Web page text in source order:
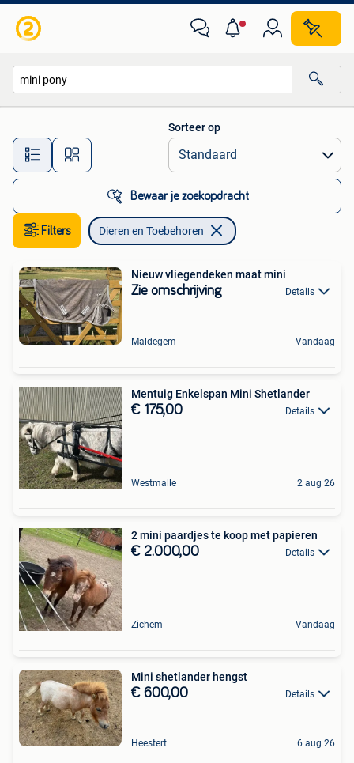
Alle afstanden…
Sorteer op
Bewaar je zoekopdracht
Filters Dieren en Toebehoren
Nieuw vliegendeken maat mini
Zie omschrijving Details
Maldegem Vandaag
Mentuig Enkelspan Mini Shetlander
€ 175,00 Details
Westmalle 2 aug 26
2 mini paardjes te koop met papieren
€ 2.000,00 Details
Zichem Vandaag
Mini shetlander hengst
€ 600,00 Details
Heestert 6 aug 26